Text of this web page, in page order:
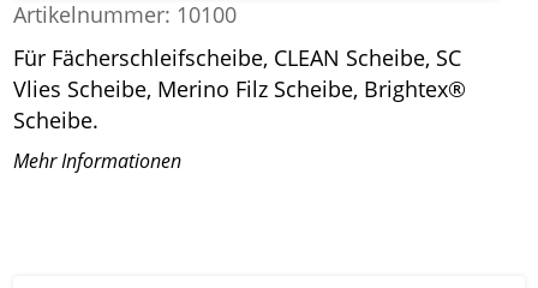
Artikelnummer: 10100
Für Fächerschleifscheibe, CLEAN Scheibe, SC
Vlies Scheibe, Merino Filz Scheibe, Brightex®
Scheibe.
Mehr Informationen